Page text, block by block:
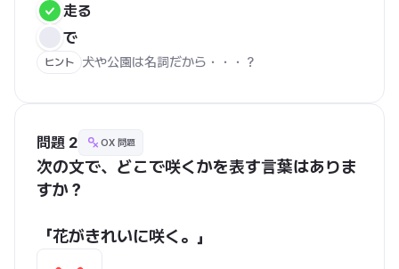
走る
で
ヒント 犬や公園は名詞だから・・・？
問題 2 OX 問題
次の文で、どこで咲くかを表す言葉はありま
すか？
「花がきれいに咲く。」